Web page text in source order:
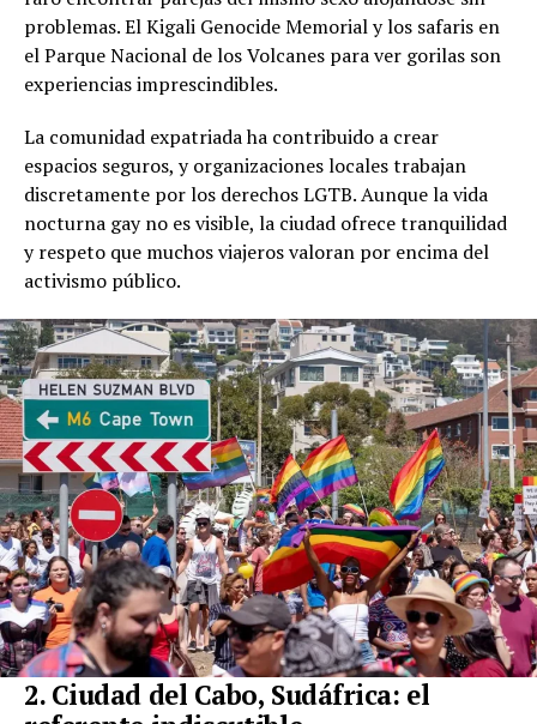
problemas. El Kigali Genocide Memorial y los safaris en
el Parque Nacional de los Volcanes para ver gorilas son
experiencias imprescindibles.
La comunidad expatriada ha contribuido a crear
espacios seguros, y organizaciones locales trabajan
discretamente por los derechos LGTB. Aunque la vida
nocturna gay no es visible, la ciudad ofrece tranquilidad
y respeto que muchos viajeros valoran por encima del
activismo público.
2. Ciudad del Cabo, Sudáfrica: el